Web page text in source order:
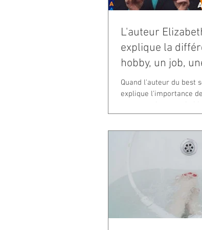
L'auteur
explique la
hobby, un job,
Quand l'auteur du best
explique l'importance
entre ces 4 mots –